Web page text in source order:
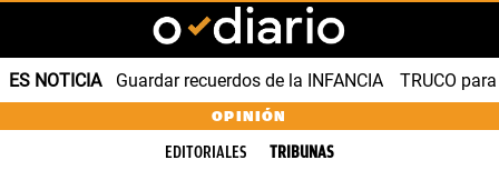
ES NOTICIA Guardar recuerdos de la INFANCIA TRUCO
OPINIÓN
EDITORIALES TRIBUNAS